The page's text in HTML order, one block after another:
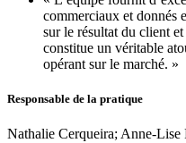
commerciaux et donnés
sur le résultat du client
constitue un véritable
opérant sur le marché. »
Responsable de la pratique
Nathalie Cerqueira; Anne-Lise